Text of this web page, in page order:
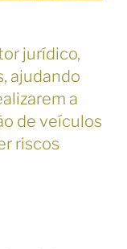
jurídico,
ajudando
a
de veículos
riscos